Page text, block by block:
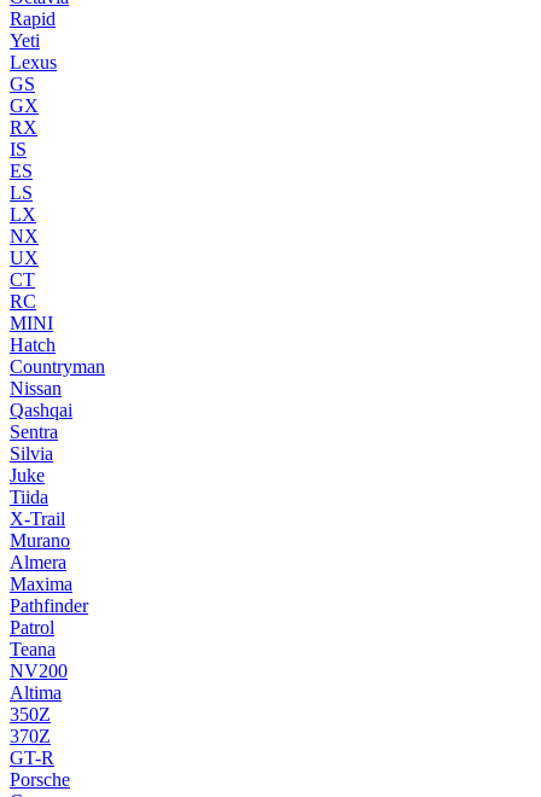
Rapid
Yeti
Lexus
GS
GX
RX
IS
ES
LS
LX
NX
UX
CT
RC
MINI
Hatch
Countryman
Nissan
Qashqai
Sentra
Silvia
Juke
Tiida
X-Trail
Murano
Almera
Maxima
Pathfinder
Patrol
Teana
NV200
Altima
350Z
370Z
GT-R
Porsche